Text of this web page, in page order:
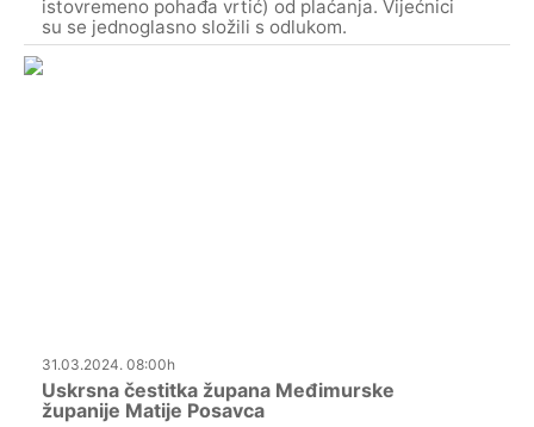
istovremeno pohađa vrtić) od plaćanja. Vijećnici
su se jednoglasno složili s odlukom.
31.03.2024. 08:00h
Uskrsna čestitka župana Međimurske
županije Matije Posavca